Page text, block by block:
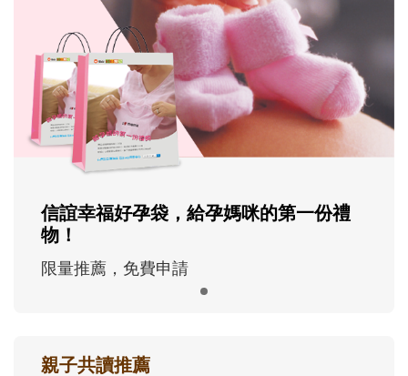
信誼幸福好孕袋，給孕媽咪的第一份禮
物！
限量推薦，免費申請
親子共讀推薦